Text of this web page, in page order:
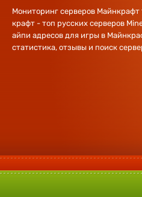
Мониторинг серверов Майнкрафт
крафт - топ русских серверов
айпи адресов для игры в
статистика, отзывы и поиск